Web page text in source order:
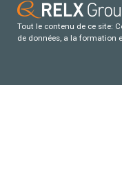
Tout le contenu de ce site:
de données, a la formation